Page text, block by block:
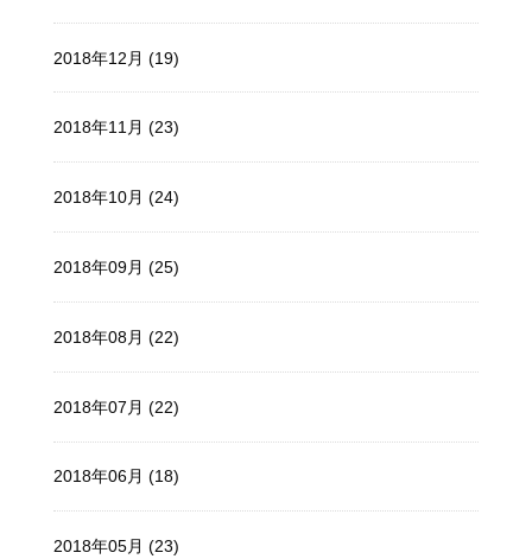
2018年12月 (19)
2018年11月 (23)
2018年10月 (24)
2018年09月 (25)
2018年08月 (22)
2018年07月 (22)
2018年06月 (18)
2018年05月 (23)